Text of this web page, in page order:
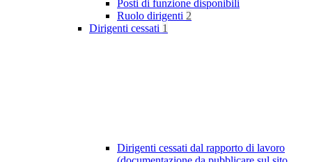
Posti di funzione disponibili
Ruolo dirigenti 2
Dirigenti cessati 1
Dirigenti cessati dal rapporto di lavoro